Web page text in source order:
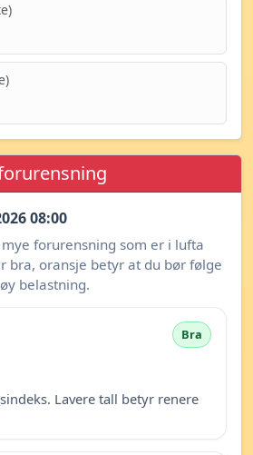
08:00
forurensning som er i lufta
bra, oransje betyr at du bør følge
belastning.
Bra
Lavere tall betyr renere